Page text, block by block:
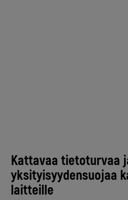
Kattavaa tietoturvaa
yksityisyydensuojaa
laitteille